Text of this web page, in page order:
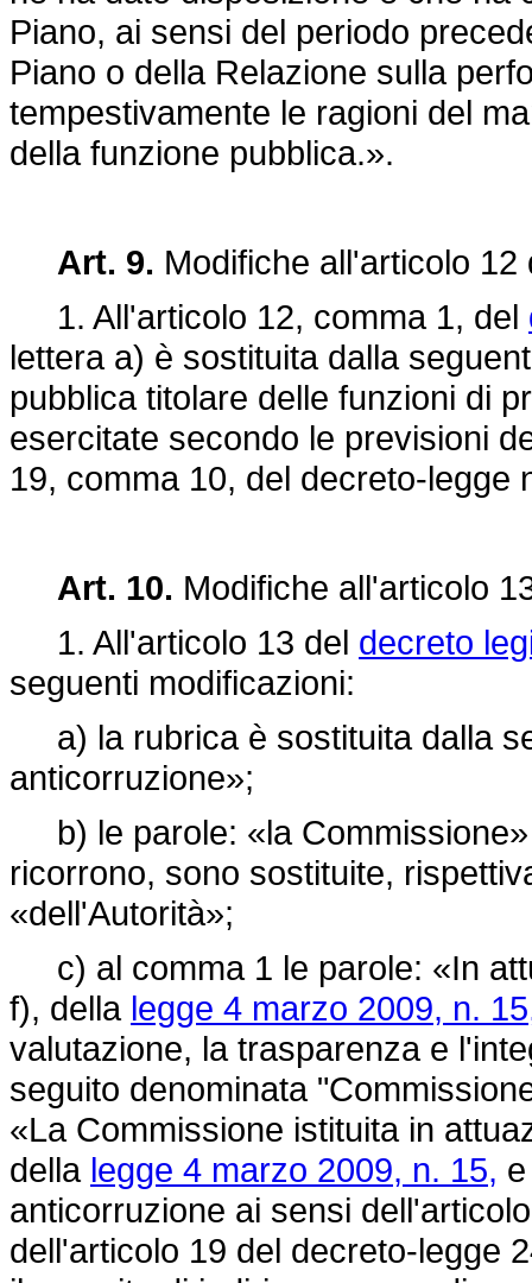
Piano, ai sensi del periodo
Piano o della Relazione sulla
tempestivamente le ragioni del
della funzione pubblica.».
Art. 9. Modifiche all'articolo
1. All'articolo 12, comma 1, del
lettera a) è sostituita dalla
pubblica titolare delle funzioni di
esercitate secondo le previsioni
19, comma 10, del decreto-legge
Art. 10. Modifiche all'articolo
1. All'articolo 13 del decreto
seguenti modificazioni:
a) la rubrica è sostituita dalla
anticorruzione»;
b) le parole: «la
ricorrono, sono sostituite,
«dell'Autorità»;
c) al comma 1 le parole: «In
f), della legge 4 marzo 2009, n.
valutazione, la trasparenza e
seguito denominata
«La Commissione istituita in
della legge 4 marzo 2009, n. 15,
anticorruzione ai sensi
dell'articolo 19 del decreto-legge